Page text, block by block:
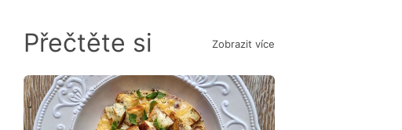
Přečtěte si Zobrazit více